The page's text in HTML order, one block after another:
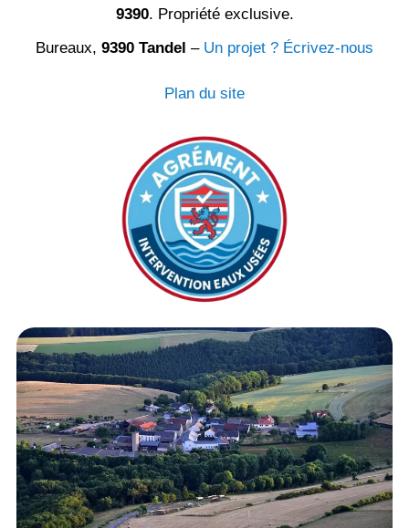
9390. Propriété exclusive.
Bureaux, 9390 Tandel – Un projet ? Écrivez-nous
Plan du site